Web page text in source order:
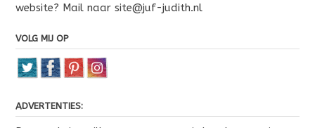
website? Mail naar site@juf-judith.nl
VOLG MIJ OP
ADVERTENTIES: